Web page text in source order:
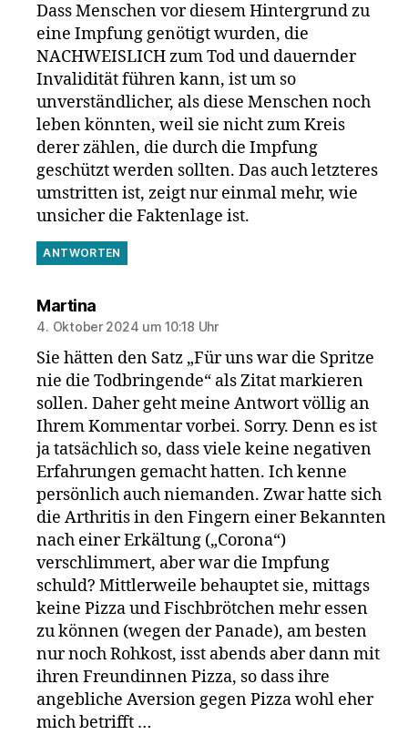
Dass Menschen vor diesem Hintergrund zu
eine Impfung genötigt wurden, die
NACHWEISLICH zum Tod und dauernder
Invalidität führen kann, ist um so
unverständlicher, als diese Menschen noch
leben könnten, weil sie nicht zum Kreis
derer zählen, die durch die Impfung
geschützt werden sollten. Das auch letzteres
umstritten ist, zeigt nur einmal mehr, wie
unsicher die Faktenlage ist.
ANTWORTEN
Martinasagt:
4. Oktober 2024 um 10:18 Uhr
Sie hätten den Satz „Für uns war die Spritze
nie die Todbringende“ als Zitat markieren
sollen. Daher geht meine Antwort völlig an
Ihrem Kommentar vorbei. Sorry. Denn es ist
ja tatsächlich so, dass viele keine negativen
Erfahrungen gemacht hatten. Ich kenne
persönlich auch niemanden. Zwar hatte sich
die Arthritis in den Fingern einer Bekannten
nach einer Erkältung („Corona“)
verschlimmert, aber war die Impfung
schuld? Mittlerweile behauptet sie, mittags
keine Pizza und Fischbrötchen mehr essen
zu können (wegen der Panade), am besten
nur noch Rohkost, isst abends aber dann mit
ihren Freundinnen Pizza, so dass ihre
angebliche Aversion gegen Pizza wohl eher
mich betrifft …